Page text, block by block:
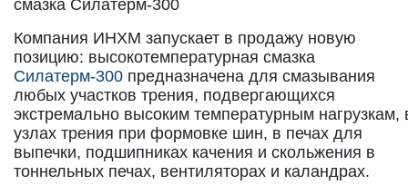
Компания ИНХМ запускает в продажу новую
позицию: высокотемпературная смазка
Силатерм-300 предназначена для смазывания
любых участков трения, подвергающихся
экстремально высоким температурным нагрузкам,
узлах трения при формовке шин, в печах для
выпечки, подшипниках качения и скольжения в
тоннельных печах, вентиляторах и каландрах.